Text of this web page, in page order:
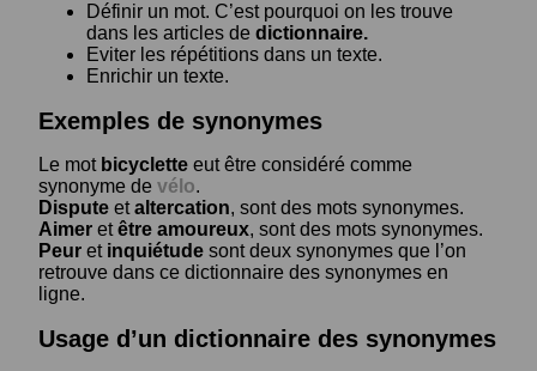
Définir un mot. C’est pourquoi on les trouve
dans les articles de dictionnaire.
Eviter les répétitions dans un texte.
Enrichir un texte.
Exemples de synonymes
Le mot bicyclette eut être considéré comme
synonyme de vélo.
Dispute etaltercation, sont des mots synonymes.
Aimer etêtre amoureux, sont des mots synonymes.
Peur et inquiétude sont deux synonymes que l’on
retrouve dans ce dictionnaire des synonymes en
ligne.
Usage d’un dictionnaire des synonymes